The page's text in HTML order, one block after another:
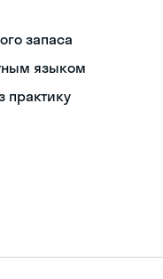
запаса
языком
практику